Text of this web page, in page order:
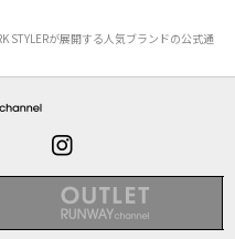
STYLERが展開する人気ブランドの公式通